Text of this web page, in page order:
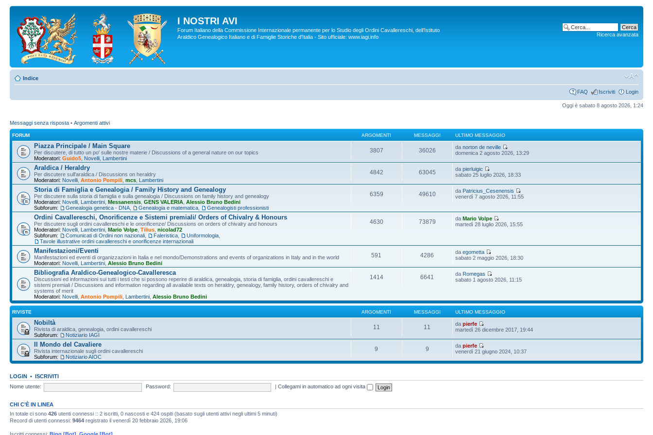
I NOSTRI AVI
Forum Italiano della Commissione Internazionale permanente per lo Studio degli Ordini Cavallereschi, dell’Istituto
Araldico Genealogico Italiano e di Famiglie Storiche d'Italia - Sito ufficiale: www.iagi.info
Ricerca avanzata
Indice
FAQ Iscriviti Login
Oggi è sabato 8 agosto 2026, 1:24
Messaggi senza risposta • Argomenti attivi
FORUM ARGOMENTI MESSAGGI ULTIMO MESSAGGIO
Piazza Principale / Main Square
Per discutere, di tutto un po' sulle nostre materie / Discussions of a general nature on our topics
Moderatori: Guido5 Novelli Lambertini
3807 36026 danorton de neville
domenica 2 agosto 2026, 13:29
Araldica / Heraldry
Per discutere sull'araldica / Discussions on heraldry
Moderatori: Novelli Antonio Pompili mcs Lambertini
4842 63045 dapierluigic
sabato 25 luglio 2026, 18:33
Storia di Famiglia e Genealogia / Family History and Genealogy
Per discutere sulla storia di famiglia e sulla genealogia / Discussions on family history and genealogy
Moderatori: Novelli Lambertini Messanensis GENS VALERIA Alessio Bruno Bedini
Subforum:
Genealogia genetica - DNA Genealogia e matematica Genealogisti professionisti
6359 49610 da Patricius_Cesenensis
venerdì 7 agosto 2026, 11:55
Ordini Cavallereschi, Onorificenze e Sistemi premiali/ Orders of Chivalry & Honours
Per discutere sugli ordini cavallereschi e le onorificenze/ Discussions on orders of chivalry and honours
Moderatori: Novelli Lambertini Mario Volpe Tilius nicolad72
Subforum:
Comunicati di Ordini non nazionali Faleristica Uniformologia
Tavole illustrative ordini cavallereschi e onorificenze internazionali
4630 73879 daMario Volpe
martedì 28 luglio 2026, 15:55
Manifestazioni/Eventi
Manifestazioni ed eventi di organizzazioni in Italia e nel mondo/Demonstrations and events of organizations in Italy and in the world
Moderatori: Novelli Lambertini Alessio Bruno Bedini
591 4286 daegometta
sabato 2 maggio 2026, 18:30
Bibliografia Araldico-Genealogico-Cavalleresca
Discussioni ed informazioni sui tutti i testi che si possono reperire di araldica, genealogia, storia di famiglia, ordini cavallereschi e
sistemi premiali / Discussions and information regarding all available texts on heraldry, genealogy, family history, orders of chivalry and
systems of merit
Moderatori: Novelli Antonio Pompili Lambertini Alessio Bruno Bedini
1414 6641 da Romegas
sabato 1 agosto 2026, 11:15
RIVISTE ARGOMENTI MESSAGGI ULTIMO MESSAGGIO
Nobiltà
Rivista di araldica, genealogia, ordini cavallereschi
Subforum:
Notiziario IAGI
11 11 dapierfe
martedì 26 dicembre 2017, 19:44
Il Mondo del Cavaliere
Rivista internazionale sugli ordini cavallereschi
Subforum:
Notiziario AIOC
9 9 dapierfe
venerdì 21 giugno 2024, 10:37
LOGIN • ISCRIVITI
Nome utente:
Password: |Collegami in automatico ad ogni visita
CHI C’È IN LINEA
In totale ci sono 426 utenti connessi :: 2 iscritti, 0 nascosti e 424 ospiti (basato sugli utenti attivi negli ultimi 5 minuti)
Record di utenti connessi: 9464 registrato il venerdì 20 febbraio 2026, 19:06
Iscritti connessi: Bing [Bot] Google [Bot]